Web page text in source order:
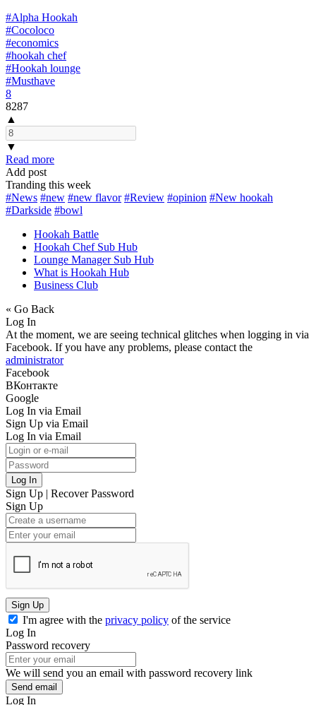
#Alpha Hookah
#Cocoloco
#economics
#hookah chef
#Hookah lounge
#Musthave
8
8287
▲
▼
Read more
Add post
Tranding this week
#News #new #new flavor #Review #opinion #New hookah
#Darkside #bowl
Hookah Battle
Hookah Chef Sub Hub
Lounge Manager Sub Hub
What is Hookah Hub
Business Club
« Go Back
Log In
At the moment, we are seeing technical glitches when logging in via
Facebook. If you have any problems, please contact the
administrator
Facebook
ВКонтакте
Google
Log In via Email
Sign Up via Email
Log In via Email
Log In
Sign Up | Recover Password
Sign Up
Sign Up
I'm agree with the privacy policy of the service
Log In
Password recovery
We will send you an email with password recovery link
Send email
Log In